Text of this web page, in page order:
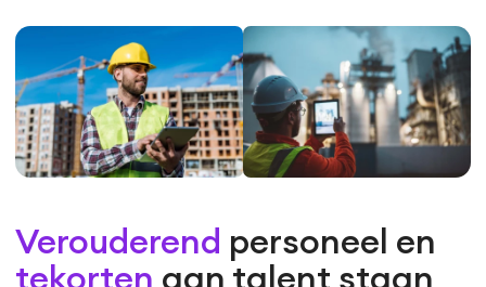
Verouderend personeel en
tekorten aan talent staan